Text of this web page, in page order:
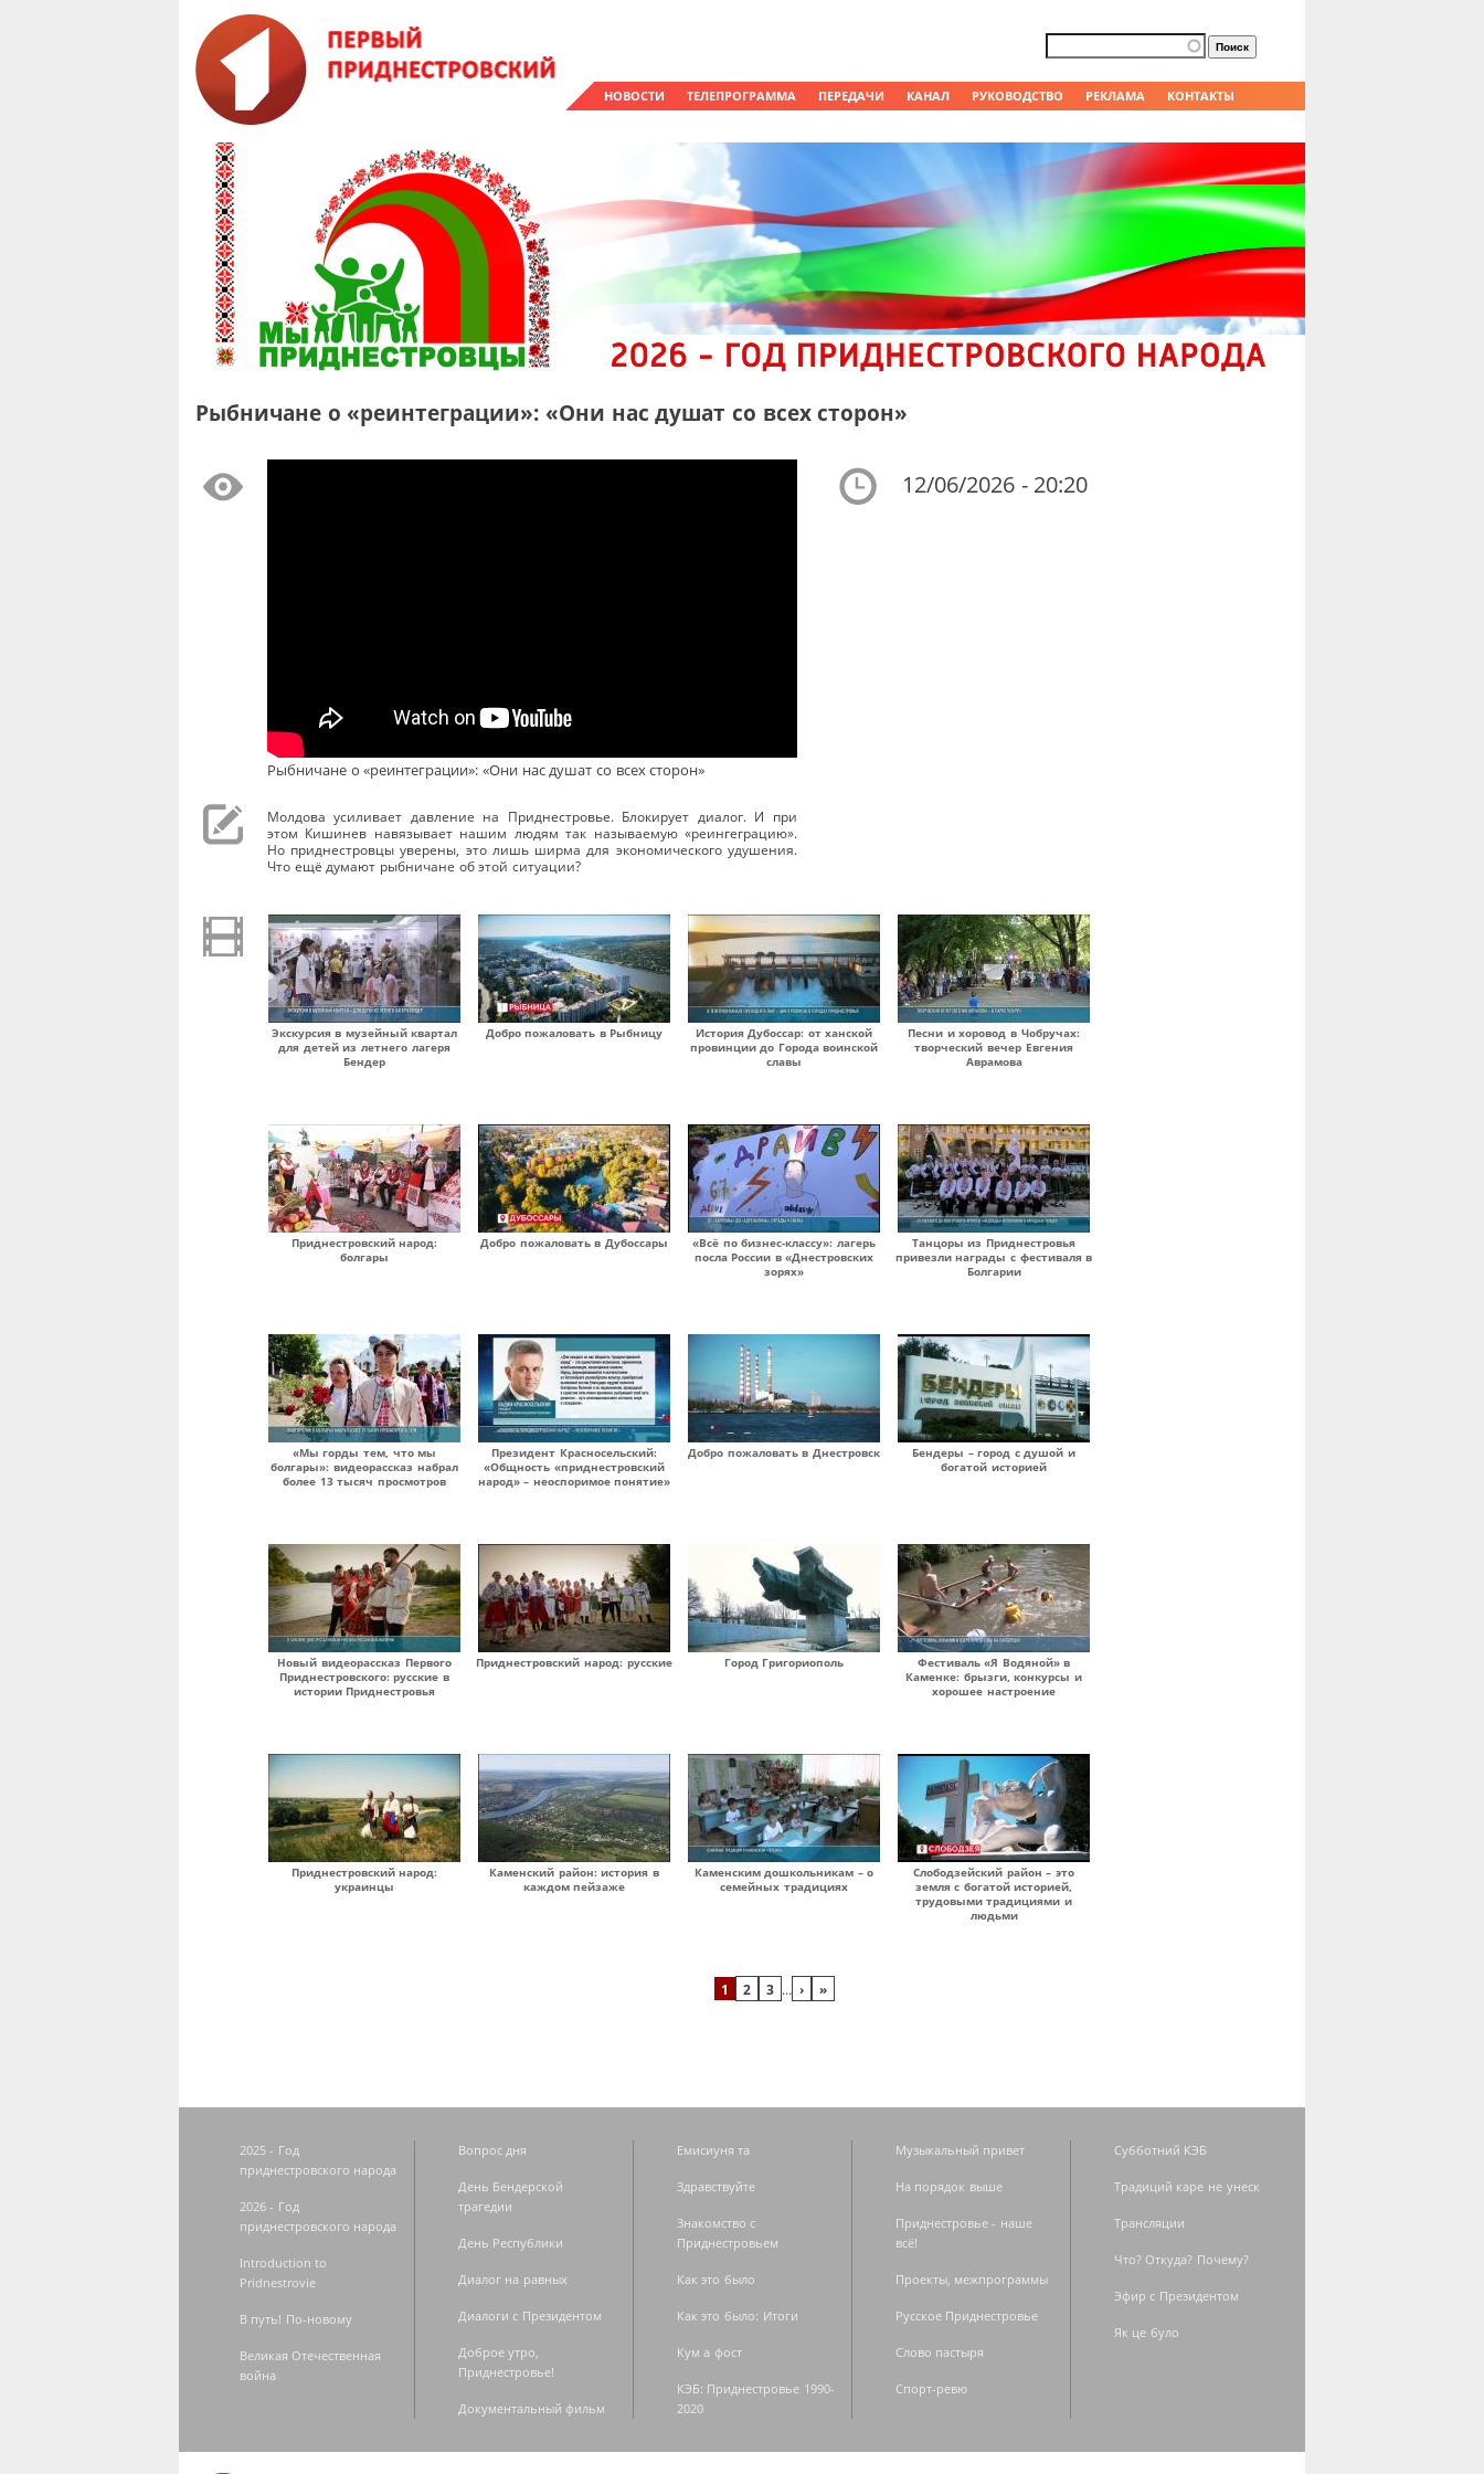
НОВОСТИ ТЕЛЕПРОГРАММА ПЕРЕДАЧИ КАНАЛ РУКОВОДСТВО РЕКЛАМА КОНТАКТЫ
Форма поиска
Поиск
Рыбничане о «реинтеграции»: «Они нас душат со всех сторон»
Рыбничане о «реинтеграции»: «Они нас душат со всех сторон»
Молдова усиливает давление на Приднестровье. Блокирует диалог. И при
этом Кишинев навязывает нашим людям так называемую «реингеграцию».
Но приднестровцы уверены, это лишь ширма для экономического удушения.
Что ещё думают рыбничане об этой ситуации?
12/06/2026 - 20:20
Экскурсия в музейный квартал
для детей из летнего лагеря
Бендер
Добро пожаловать в Рыбницу
История Дубоссар: от ханской
провинции до Города воинской
славы
Песни и хоровод в Чобручах:
творческий вечер Евгения
Аврамова
Приднестровский народ:
болгары
Добро пожаловать в Дубоссары
«Всё по бизнес-классу»: лагерь
посла России в «Днестровских
зорях»
Танцоры из Приднестровья
привезли награды с фестиваля в
Болгарии
«Мы горды тем, что мы
болгары»: видеорассказ набрал
более 13 тысяч просмотров
Президент Красносельский:
«Общность «приднестровский
народ» – неоспоримое понятие»
Добро пожаловать в Днестровск
Бендеры – город с душой и
богатой историей
Новый видеорассказ Первого
Приднестровского: русские в
истории Приднестровья
Приднестровский народ: русские Город Григориополь
Фестиваль «Я Водяной» в
Каменке: брызги, конкурсы и
хорошее настроение
Приднестровский народ:
украинцы
Каменский район: история в
каждом пейзаже
Каменским дошкольникам – о
семейных традициях
Слободзейский район – это
земля с богатой историей,
трудовыми традициями и
людьми
1 2 3 … › »
2025 - Год
приднестровского народа
2026 - Год
приднестровского народа
Introduction to
Pridnestrovie
В путь! По-новому
Великая Отечественная
война
Вопрос дня
День Бендерской
трагедии
День Республики
Диалог на равных
Диалоги с Президентом
Доброе утро,
Приднестровье!
Документальный фильм
Емисиуня та
Здравствуйте
Знакомство с
Приднестровьем
Как это было
Как это было: Итоги
Кум а фост
КЭБ: Приднестровье 1990-
2020
Музыкальный привет
На порядок выше
Приднестровье - наше
всё!
Проекты, межпрограммы
Русское Приднестровье
Слово пастыря
Спорт-ревю
Субботний КЭБ
Традиций каре не унеск
Трансляции
Что? Откуда? Почему?
Эфир с Президентом
Як це було